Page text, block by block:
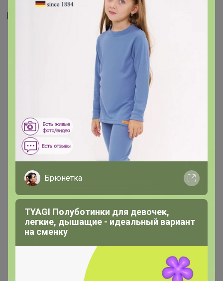
Брюнетка
TYAGI Полуботинки для девочек,
легкие, дышащие - идеальный вариант
на сменку